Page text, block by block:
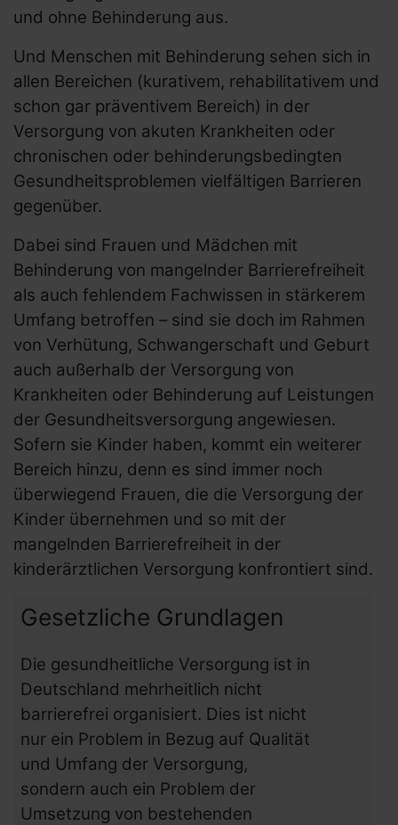
und ohne Behinderung aus.
Und Menschen mit Behinderung sehen sich in
allen Bereichen (kurativem, rehabilitativem und
schon gar präventivem Bereich) in der
Versorgung von akuten Krankheiten oder
chronischen oder behinderungsbedingten
Gesundheitsproblemen vielfältigen Barrieren
gegenüber.
Dabei sind Frauen und Mädchen mit
Behinderung von mangelnder Barrierefreiheit
als auch fehlendem Fachwissen in stärkerem
Umfang betroffen – sind sie doch im Rahmen
von Verhütung, Schwangerschaft und Geburt
auch außerhalb der Versorgung von
Krankheiten oder Behinderung auf Leistungen
der Gesundheitsversorgung angewiesen.
Sofern sie Kinder haben, kommt ein weiterer
Bereich hinzu, denn es sind immer noch
überwiegend Frauen, die die Versorgung der
Kinder übernehmen und so mit der
mangelnden Barrierefreiheit in der
kinderärztlichen Versorgung konfrontiert sind.
Gesetzliche Grundlagen
Die gesundheitliche Versorgung ist in
Deutschland mehrheitlich nicht
barrierefrei organisiert. Dies ist nicht
nur ein Problem in Bezug auf Qualität
und Umfang der Versorgung,
sondern auch ein Problem der
Umsetzung von bestehenden